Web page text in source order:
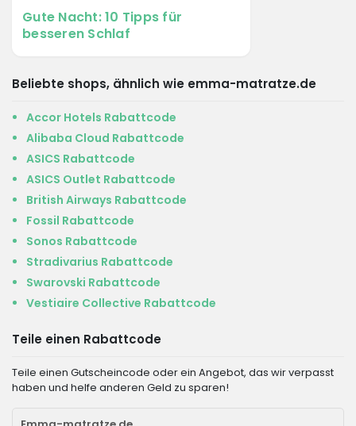
Gute Nacht: 10 Tipps für
besseren Schlaf
Beliebte shops, ähnlich wie emma-matratze.de
Accor Hotels Rabattcode
Alibaba Cloud Rabattcode
ASICS Rabattcode
ASICS Outlet Rabattcode
British Airways Rabattcode
Fossil Rabattcode
Sonos Rabattcode
Stradivarius Rabattcode
Swarovski Rabattcode
Vestiaire Collective Rabattcode
Teile einen Rabattcode
Teile einen Gutscheincode oder ein Angebot, das wir verpasst
haben und helfe anderen Geld zu sparen!